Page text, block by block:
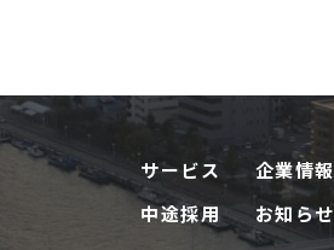
サービス 企業情報
中途採用
お知らせ